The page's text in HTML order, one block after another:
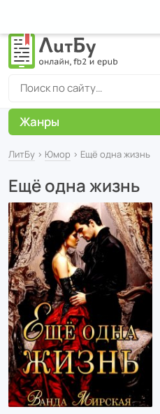
ЛитБу › Юмор › Ещё одна жизнь
Ещё одна жизнь
Жанры